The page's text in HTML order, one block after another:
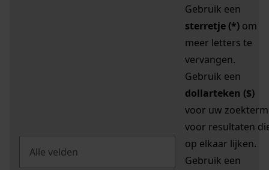
Gebruik een
sterretje (*) om
meer letters te
vervangen.
Gebruik een
dollarteken ($)
voor uw zoekterm
voor resultaten
op elkaar lijken.
Gebruik een